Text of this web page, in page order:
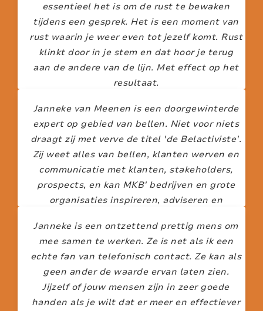
essentieel het is om de rust te bewaken
tijdens een gesprek. Het is een moment van
rust waarin je weer even tot jezelf komt. Rust
klinkt door in je stem en dat hoor je terug
aan de andere van de lijn. Met effect op het
resultaat.
Janneke van Meenen is een doorgewinterde
expert op gebied van bellen. Niet voor niets
draagt zij met verve de titel 'de Belactiviste'.
Zij weet alles van bellen, klanten werven en
communicatie met klanten, stakeholders,
prospects, en kan MKB' bedrijven en grote
organisaties inspireren, adviseren en
Janneke is een ontzettend prettig mens om
mee samen te werken. Ze is net als ik een
echte fan van telefonisch contact. Ze kan als
geen ander de waarde ervan laten zien.
Jijzelf of jouw mensen zijn in zeer goede
handen als je wilt dat er meer en effectiever